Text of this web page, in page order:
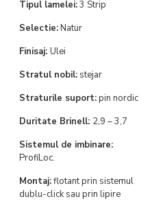
Tipul lamelei:3 Strip
Selectie:Natur
Finisaj: Ulei
Stratul nobil: stejar
Straturile suport:pin nordic
Duritate Brinell: 2,9 – 3,7
Sistemul de imbinare:
ProfiLoc.
Montaj:flotant prin sistemul
dublu-click sau prin lipire